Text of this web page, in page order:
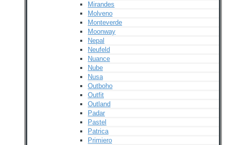
Mirandes
Molveno
Monteverde
Moonway
Nepal
Neufeld
Nuance
Nube
Nusa
Outboho
Outfit
Outland
Padar
Pastel
Patrica
Primiero